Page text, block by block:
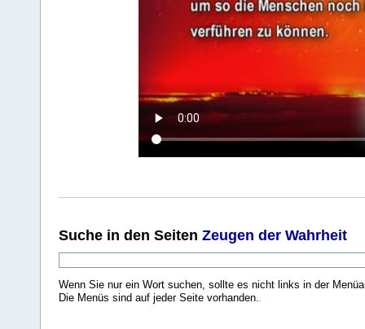
Suche in den Seiten Zeugen der Wahrheit
Wenn Sie nur ein Wort suchen, sollte es nicht links in der
Die Menüs sind auf jeder Seite vorhanden.